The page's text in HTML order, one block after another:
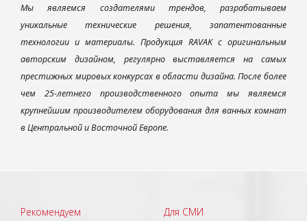
Мы являемся создателями трендов, разрабатываем
уникальные технические решения, запатентованные
технологии и материалы. Продукция RAVAK с оригинальным
авторским дизайном, регулярно выставляется на самых
престижных мировых конкурсах в области дизайна. После более
чем 25-летнего производственного опыта мы являемся
крупнейшим производителем оборудования для ванных комнат
в Центральной и Восточной Европе.
Рекомендуем Для СМИ